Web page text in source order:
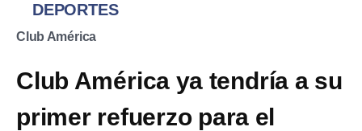
DEPORTES
Club América
Club América ya tendría a su
primer refuerzo para el